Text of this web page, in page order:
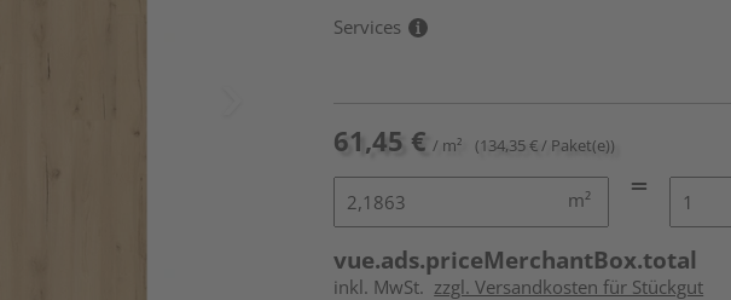
Services
61,45 € / m² (134,35 € / Paket(e))
m²
vue.ads.priceMerchantBox.total
inkl. MwSt. zzgl. Versandkosten für Stückgut